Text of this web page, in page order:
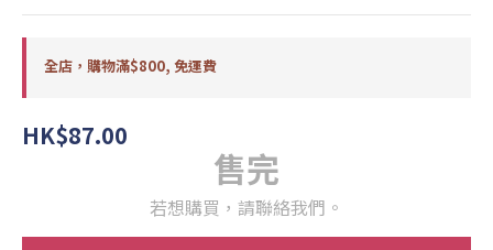
全店，購物滿$800, 免運費
HK$87.00
售完
若想購買，請聯絡我們。